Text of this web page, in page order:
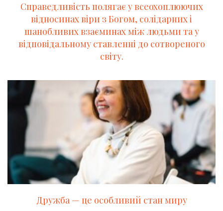
Cправедливість полягає у всеохоплюючих
відносинах віри з Богом, солідарних і
шанобливих взаєминах між людьми та у
відповідальному ставленні до сотвореного
світу.
Дружба — це особливий стан миру